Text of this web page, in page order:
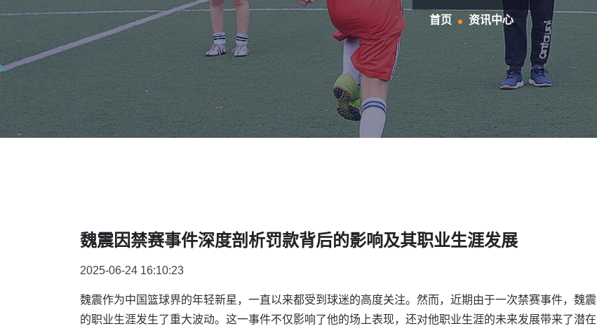
首页 资讯中心
魏震因禁赛事件深度剖析罚款背后的影响及其职业生涯发展
2025-06-24 16:10:23
魏震作为中国篮球界的年轻新星，一直以来都受到球迷的高度关注。然而，近期由于一次禁赛事件，魏震
的职业生涯发生了重大波动。这一事件不仅影响了他的场上表现，还对他职业生涯的未来发展带来了潜在